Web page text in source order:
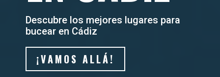
Descubre los mejores lugares para
bucear en Cádiz
¡VAMOS ALLÁ!